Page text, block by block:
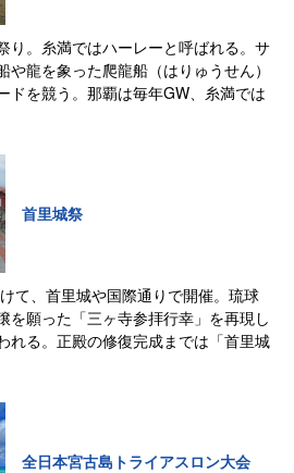
り。糸満ではハーレーと呼ばれる。サ
龍を象った爬龍船（はりゅうせん）
ドを競う。那覇は毎年GW、糸満では
首里城祭
て、首里城や国際通りで開催。琉球
を願った「三ヶ寺参拝行幸」を再現し
れる。正殿の修復完成までは「首里城
全日本宮古島トライアスロン大会